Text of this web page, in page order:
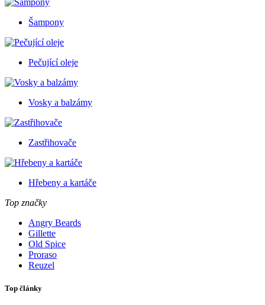
Šampony
Pečující oleje
Vosky a balzámy
Zastřihovače
Hřebeny a kartáče
Top značky
Angry Beards
Gillette
Old Spice
Proraso
Reuzel
Top články